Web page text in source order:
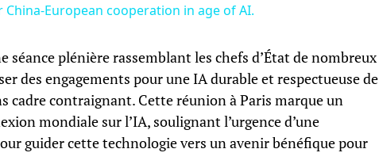
European cooperation in age of AI.
séance plénière rassemblant les chefs d’État de nombreux
des engagements pour une IA durable et respectueuse de
cadre contraignant. Cette réunion à Paris marque un
mondiale sur l’IA, soulignant l’urgence d’une
guider cette technologie vers un avenir bénéfique pour